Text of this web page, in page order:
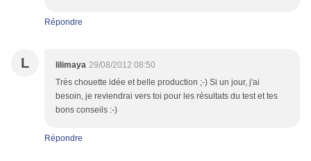
Répondre
L lilimaya 29/08/2012 08:50
Très chouette idée et belle production ;-) Si un jour, j'ai
besoin, je reviendrai vers toi pour les résultats du test et tes
bons conseils :-)
Répondre